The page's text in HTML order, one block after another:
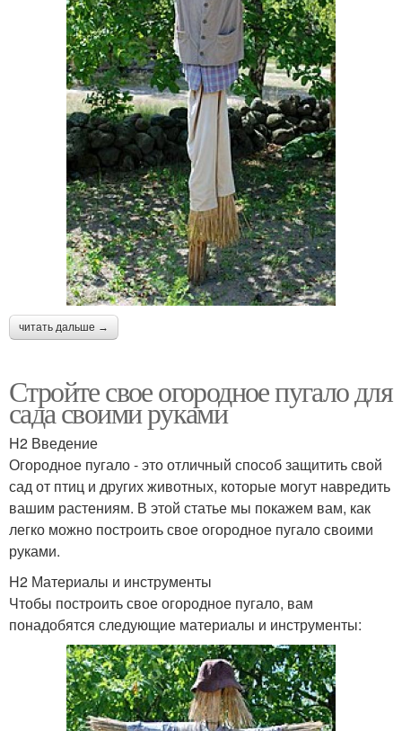
читать дальше →
Стройте свое огородное пугало для
сада своими руками
H2 Введение
Огородное пугало - это отличный способ защитить свой
сад от птиц и других животных, которые могут навредить
вашим растениям. В этой статье мы покажем вам, как
легко можно построить свое огородное пугало своими
руками.
H2 Материалы и инструменты
Чтобы построить свое огородное пугало, вам
понадобятся следующие материалы и инструменты: